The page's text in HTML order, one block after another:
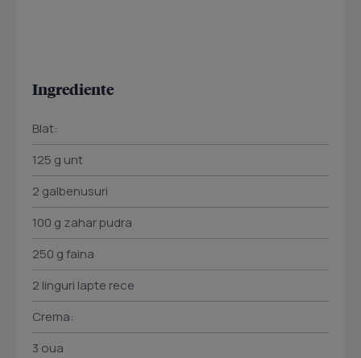
Ingrediente
Blat:
125 g unt
2 galbenusuri
100 g zahar pudra
250 g faina
2 linguri lapte rece
Crema:
3 oua